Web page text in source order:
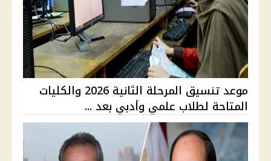
موعد تنسيق المرحلة الثانية 2026 والكليات
المتاحة لطلاب علمي وأدبي بعد ...